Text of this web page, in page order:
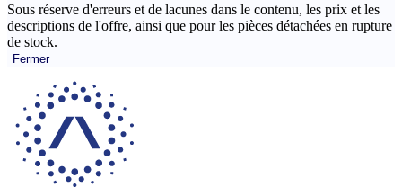
Sous réserve d'erreurs et de lacunes dans le contenu, les prix et les
descriptions de l'offre, ainsi que pour les pièces détachées en rupture
de stock.
Fermer